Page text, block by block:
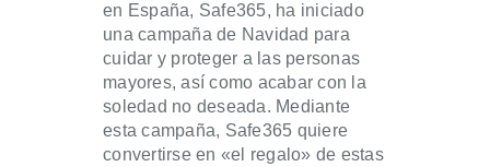
en España, Safe365, ha iniciado
una campaña de Navidad para
cuidar y proteger a las personas
mayores, así como acabar con la
soledad no deseada. Mediante
esta campaña, Safe365 quiere
convertirse en «el regalo» de estas